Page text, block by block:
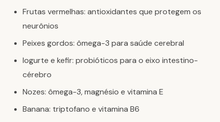
Frutas vermelhas: antioxidantes que protegem os
neurônios
Peixes gordos: ômega-3 para saúde cerebral
Iogurte e kefir: probióticos para o eixo intestino-
cérebro
Nozes: ômega-3, magnésio e vitamina E
Banana: triptofano e vitamina B6